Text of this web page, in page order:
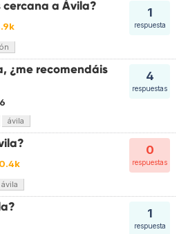
1
respuesta
cercana a Ávila?
4
respuestas
¿me recomendáis
ávila
0
respuestas
ávila
1
respuesta